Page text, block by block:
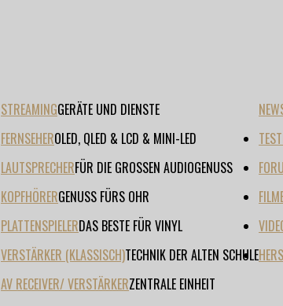
STREAMINGGERÄTE UND DIENSTE
FERNSEHEROLED, QLED & LCD & MINI-LED
LAUTSPRECHERFÜR DIE GROSSEN AUDIOGENUSS
KOPFHÖRERGENUSS FÜRS OHR
PLATTENSPIELERDAS BESTE FÜR VINYL
VERSTÄRKER (KLASSISCH)TECHNIK DER ALTEN SCHULE
AV RECEIVER/ VERSTÄRKERZENTRALE EINHEIT